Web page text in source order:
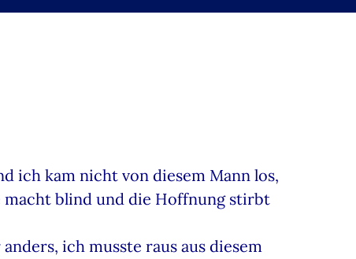
ich kam nicht von diesem Mann los,
macht blind und die Hoffnung stirbt
ich musste raus aus diesem